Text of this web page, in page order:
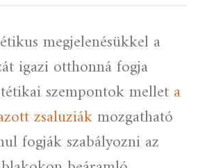
megjelenésükkel a
igazi otthonná fogja
szempontok melleta
zsaluziákmozgatható
fogják szabályozni az